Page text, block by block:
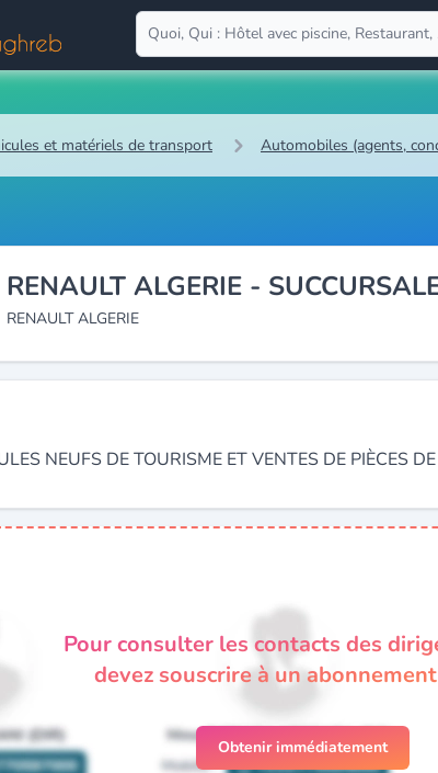
et matériels de transport Automobiles (agents,
RENAULT ALGERIE -
RENAULT ALGERIE
NEUFS DE TOURISME ET VENTES DE PIÈCES
Pour consulter les contacts des
devez souscrire à un
Obtenir immédiatement